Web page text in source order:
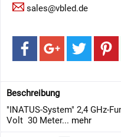
sales@vbled.de
Beschreibung
"INATUS-System" 2,4 GHz-
Volt 30 Meter... mehr